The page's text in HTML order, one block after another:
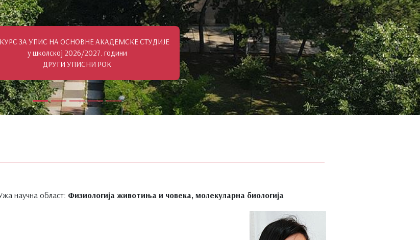
УПИС НА ОСНОВНЕ АКАДЕМСКЕ СТУДИЈЕ
у школској 2026/2027. години
ДРУГИ УПИСНИ РОК
научна област: Физиологија животиња и човека, молекуларна биологија